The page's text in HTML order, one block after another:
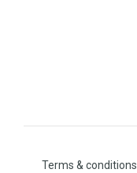
Terms & conditions